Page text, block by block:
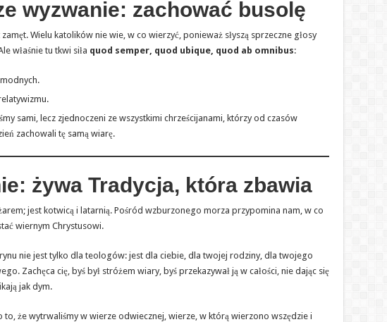
wyzwanie: zachować busolę
Wielu katolików nie wie, w co wierzyć, ponieważ słyszą sprzeczne głosy
właśnie tu tkwi siła quod semper, quod ubique, quod ab omnibus:
sami, lecz zjednoczeni ze wszystkimi chrześcijanami, którzy od czasów
zachowali tę samą wiarę.
żywa Tradycja, która zbawia
jest kotwicą i latarnią. Pośród wzburzonego morza przypomina nam, w co
wiernym Chrystusowi.
nie jest tylko dla teologów: jest dla ciebie, dla twojej rodziny, dla twojego
Zachęca cię, byś był stróżem wiary, byś przekazywał ją w całości, nie dając się
jak dym.
to, że wytrwaliśmy w wierze odwiecznej, wierze, w którą wierzono wszędzie i